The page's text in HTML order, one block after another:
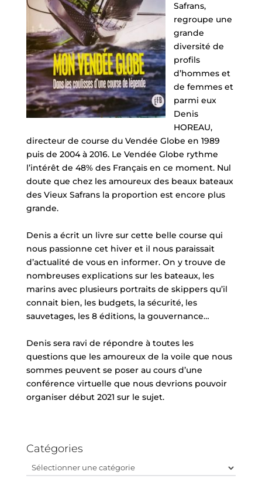
Safrans,
regroupe une
grande
diversité de
profils
d’hommes et
de femmes et
parmi eux
Denis
HOREAU,
directeur de course du Vendée Globe en 1989
puis de 2004 à 2016. Le Vendée Globe rythme
l’intérêt de 48% des Français en ce moment. Nul
doute que chez les amoureux des beaux bateaux
des Vieux Safrans la proportion est encore plus
grande.
Denis a écrit un livre sur cette belle course qui
nous passionne cet hiver et il nous paraissait
d’actualité de vous en informer. On y trouve de
nombreuses explications sur les bateaux, les
marins avec plusieurs portraits de skippers qu’il
connait bien, les budgets, la sécurité, les
sauvetages, les 8 éditions, la gouvernance…
Denis sera ravi de répondre à toutes les
questions que les amoureux de la voile que nous
sommes peuvent se poser au cours d’une
conférence virtuelle que nous devrions pouvoir
organiser début 2021 sur le sujet.
Catégories
Catégories